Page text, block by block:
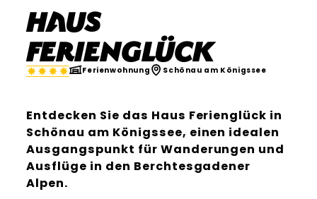
Haus
Ferienglück
Ferienwohnung Schönau am Königssee
Entdecken Sie das Haus Ferienglück in
Schönau am Königssee, einen idealen
Ausgangspunkt für Wanderungen und
Ausflüge in den Berchtesgadener
Alpen.